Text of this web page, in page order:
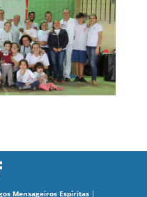
Mensageiros Espíritas |